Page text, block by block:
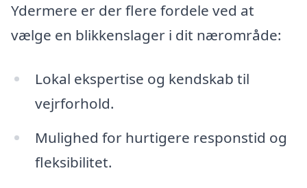
Ydermere er der flere fordele ved at
vælge en blikkenslager i dit nærområde:
Lokal ekspertise og kendskab til
vejrforhold.
Mulighed for hurtigere responstid og
fleksibilitet.